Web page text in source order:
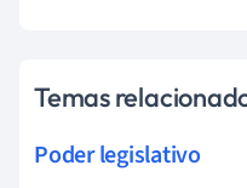
Temas
Poder legislativo